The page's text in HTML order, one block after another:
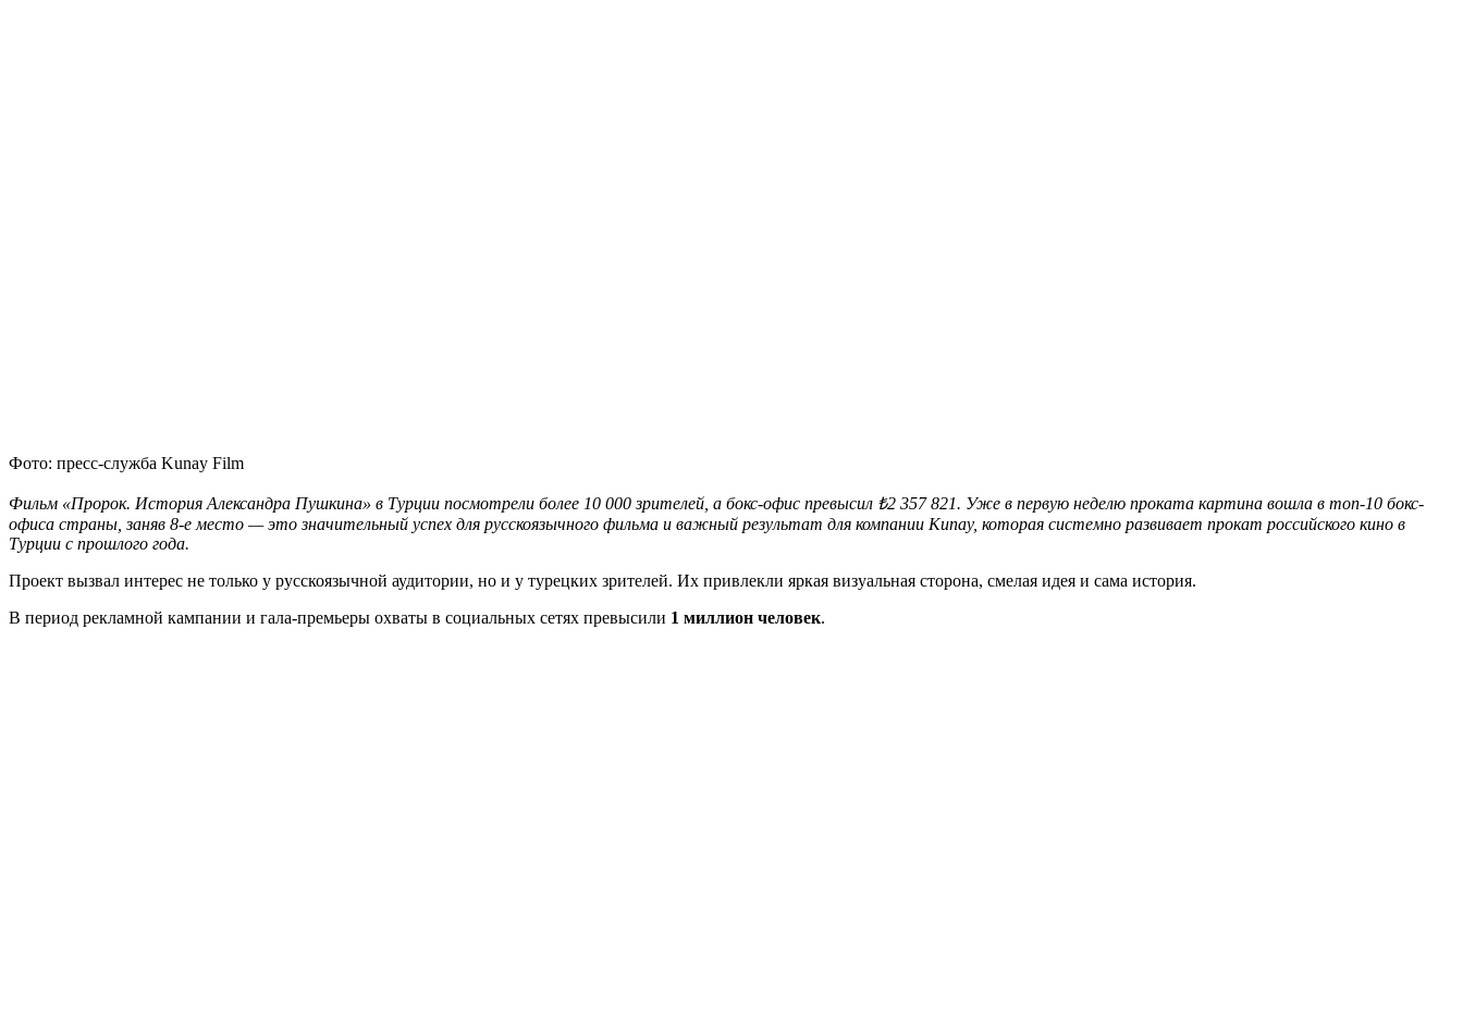
Фото: пресс-служба Kunay Film
Фильм «Пророк. История Александра Пушкина» в Турции посмотрели более 10 000 зрителей, а бокс-офис превысил ₺2 357 821. Уже в первую неделю проката картина вошла в топ-10 бокс-
офиса страны, заняв 8-е место — это значительный успех для русскоязычного фильма и важный результат для компании Kunay, которая системно развивает прокат российского кино в
Турции с прошлого года.
Проект вызвал интерес не только у русскоязычной аудитории, но и у турецких зрителей. Их привлекли яркая визуальная сторона, смелая идея и сама история.
В период рекламной кампании и гала-премьеры охваты в социальных сетях превысили 1 миллион человек.